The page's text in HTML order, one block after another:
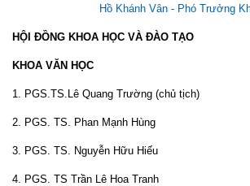
Hồ Khánh Vân- Phó Trưởng
HỘI ĐỒNG KHOA HỌC VÀ ĐÀO TẠO
KHOA VĂN HỌC
1. PGS.TS.Lê Quang Trường (chủ tịch)
2. PGS. TS. Phan Mạnh Hùng
3. PGS. TS. Nguyễn Hữu Hiếu
4. PGS. TS Trần Lê Hoa Tranh